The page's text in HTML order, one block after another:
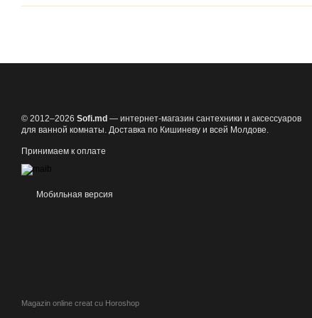
© 2012–2026 Sofi.md — интернет-магазин сантехники и аксессуаров
для ванной комнаты. Доставка по Кишиневу и всей Молдове.
Принимаем к оплате
Мобильная версия
Magazin online creat cu Horoshop